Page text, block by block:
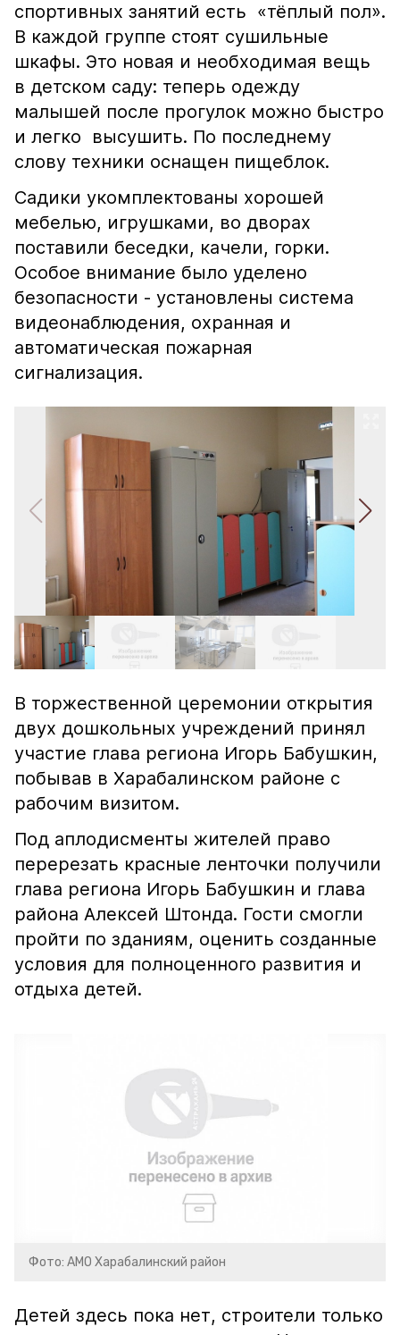
спортивных занятий есть «тёплый пол».
В каждой группе стоят сушильные
шкафы. Это новая и необходимая вещь
в детском саду: теперь одежду
малышей после прогулок можно быстро
и легко высушить. По последнему
слову техники оснащен пищеблок.
Садики укомплектованы хорошей
мебелью, игрушками, во дворах
поставили беседки, качели, горки.
Особое внимание было уделено
безопасности - установлены система
видеонаблюдения, охранная и
автоматическая пожарная
сигнализация.
В торжественной церемонии открытия
двух дошкольных учреждений принял
участие глава региона Игорь Бабушкин,
побывав в Харабалинском районе с
рабочим визитом.
Под аплодисменты жителей право
перерезать красные ленточки получили
глава региона Игорь Бабушкин и глава
района Алексей Штонда. Гости смогли
пройти по зданиям, оценить созданные
условия для полноценного развития и
отдыха детей.
Фото: АМО Харабалинский район
Детей здесь пока нет, строители только